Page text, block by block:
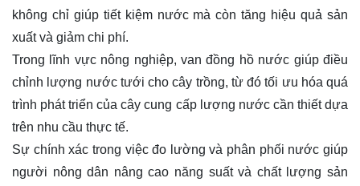
không chỉ giúp tiết kiệm nước mà còn tăng hiệu quả sản
xuất và giảm chi phí.
Trong lĩnh vực nông nghiệp, van đồng hồ nước giúp điều
chỉnh lượng nước tưới cho cây trồng, từ đó tối ưu hóa quá
trình phát triển của cây cung cấp lượng nước cần thiết dựa
trên nhu cầu thực tế.
Sự chính xác trong việc đo lường và phân phối nước giúp
người nông dân nâng cao năng suất và chất lượng sản